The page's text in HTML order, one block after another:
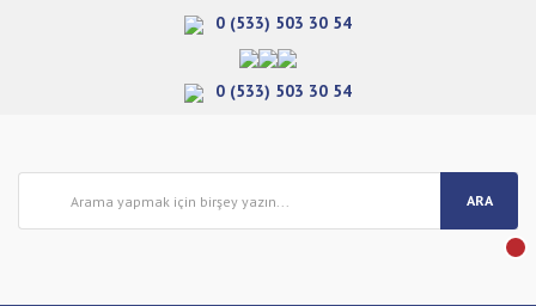
0 (533) 503 30 54
0 (533) 503 30 54
ARA